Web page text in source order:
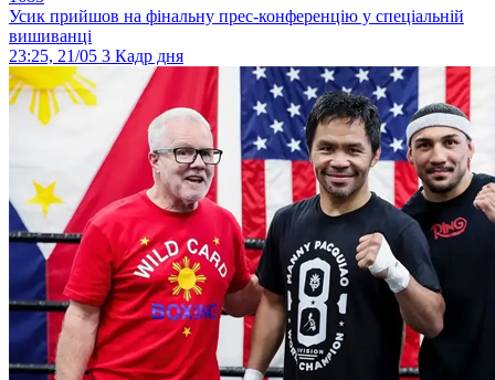
Усик прийшов на фінальну прес-конференцію у спеціальній
вишиванці
23:25, 21/05 3 Кадр дня